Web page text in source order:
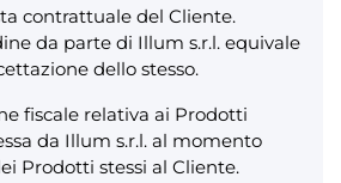
contrattuale del Cliente.
da parte di Illum s.r.l. equivale
dello stesso.
fiscale relativa ai Prodotti
da Illum s.r.l. al momento
Prodotti stessi al Cliente.